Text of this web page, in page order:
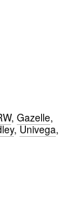
, Gazelle,
,Univega,